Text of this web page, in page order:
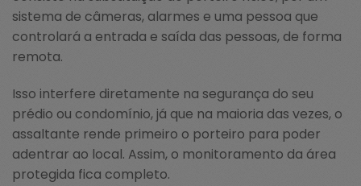
sistema de câmeras, alarmes e uma pessoa que
controlará a entrada e saída das pessoas, de forma
remota.
Isso interfere diretamente na segurança do seu
prédio ou condomínio, já que na maioria das vezes, o
assaltante rende primeiro o porteiro para poder
adentrar ao local. Assim, o monitoramento da área
protegida fica completo.